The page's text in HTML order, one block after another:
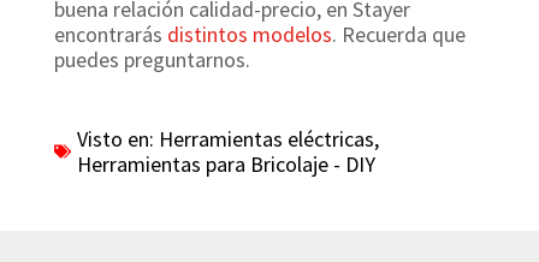
buena relación calidad-precio, en Stayer
encontrarás distintos modelos. Recuerda que
puedes preguntarnos.
Visto en: Herramientas eléctricas,
Herramientas para Bricolaje - DIY